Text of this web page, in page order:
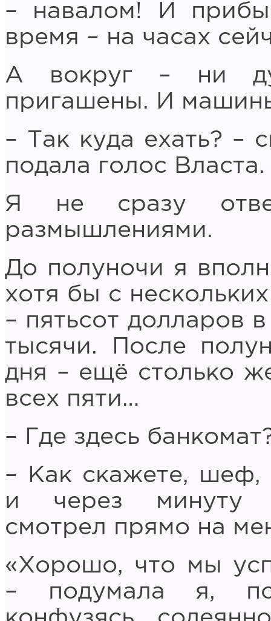
– навалом! И
время – на часах
А вокруг – ни
пригашены. И
– Так куда ехать? –
подала голос
Я не сразу
размышлениями.
До полуночи я
хотя бы с
– пятьсот долларов
тысячи. После
дня – ещё столько
всех пяти…
– Где здесь
– Как скажете, шеф,
и через минуту
смотрел прямо на
«Хорошо, что мы
– подумала я,